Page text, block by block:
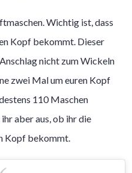
Wichtig ist, dass
Kopf bekommt. Dieser
nicht zum Wickeln
zwei Mal um euren Kopf
110 Maschen
aber aus, ob ihr die
Kopf bekommt.